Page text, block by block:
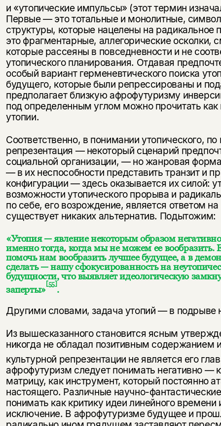
и «утопические импульсы» (этот термин
Первые — это тотальные и монолитные,
структуры, которые нацелены на
это фрагментарные, аллегорические осколки,
которые рассеяны в повседневности и не
утопического планирования. Отдавая
особый вариант герменевтического поиска
будущего, которые были репрессированы и
предполагает близкую афрофутуризму
под определенным углом можно прочитать
утопии.
Соответственно, в понимании утопического,
репрезентация — некоторый сценарий
социальной организации, — но жанровая
— в их неспособности представить транзит и
конфигурации — здесь оказывается их силой:
возможности утопического прорыва и
по себе, его возрождение, является ответом
существует никаких альтернатив. Подытожим:
«Утопия — явление некоторым образом
именно тогда, когда мы не можем ее вообразить.
помочь нам вообразить лучшее будущее, а в
сделать — нашу сфокусированность на
будущности, что выявляет идеологическую
заперты»[55].
Другими словами, задача утопий — в подрыве
Из вышесказанного становится ясным
никогда не обладал позитивным содержанием
культурной репрезентации не является его
афрофутуризм следует понимать негативно —
матрицу, как инструмент, который постоянно
настоящего. Различные научно-
понимать как критику идеи линейного
исключение. В афрофутуризме будущее и